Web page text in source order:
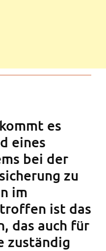
es
eines
bei der
zu
im
ist das
das auch für
zuständig